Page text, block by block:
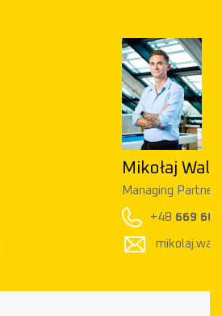
mikolaj.walkowski@triflow.pl